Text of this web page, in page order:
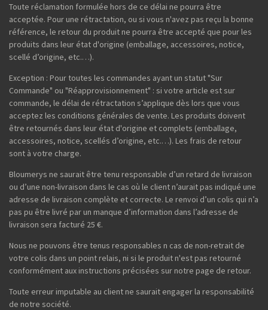
Toute réclamation formulée hors de ce délai ne pourra être
acceptée. Pour une rétractation, ou si vous n'avez pas reçu la bonne
référence, le retour du produit ne pourra être accepté que pour les
produits dans leur état d'origine (emballage, accessoires, notice,
scellé d’origine, etc.…).
Exception : Pour toutes les commandes ayant un statut "Sur
Commande" ou "Réapprovisionnement" : si votre article est sur
commande, le délai de rétractation s’applique dès lors que vous
acceptez les conditions générales de vente. Les produits doivent
être retournés dans leur état d'origine et complets (emballage,
accessoires, notice, scellés d’origine, etc.…). Les frais de retour
sont à votre charge.
Bloumerys ne saurait être tenu responsable d’un retard de livraison
ou d’une non-livraison dans le cas où le client n’aurait pas indiqué une
adresse de livraison complète et correcte. Le renvoi d’un colis qui n’a
pas pu être livré par un manque d’information dans l’adresse de
livraison sera facturé 25 €.
Nous ne pouvons être tenus responsables n cas de non-retrait de
votre colis dans un point relais, ni si le produit n'est pas retourné
conformément aux instructions précisées sur notre page de retour.
Toute erreur imputable au client ne saurait engager la responsabilité
de notre société.